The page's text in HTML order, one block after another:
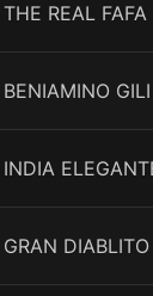
THE REAL FAFA
BENIAMINO GILI
INDIA
GRAN DIABLITO